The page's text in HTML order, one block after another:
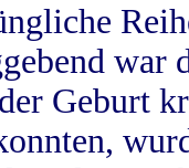
war
Geburt